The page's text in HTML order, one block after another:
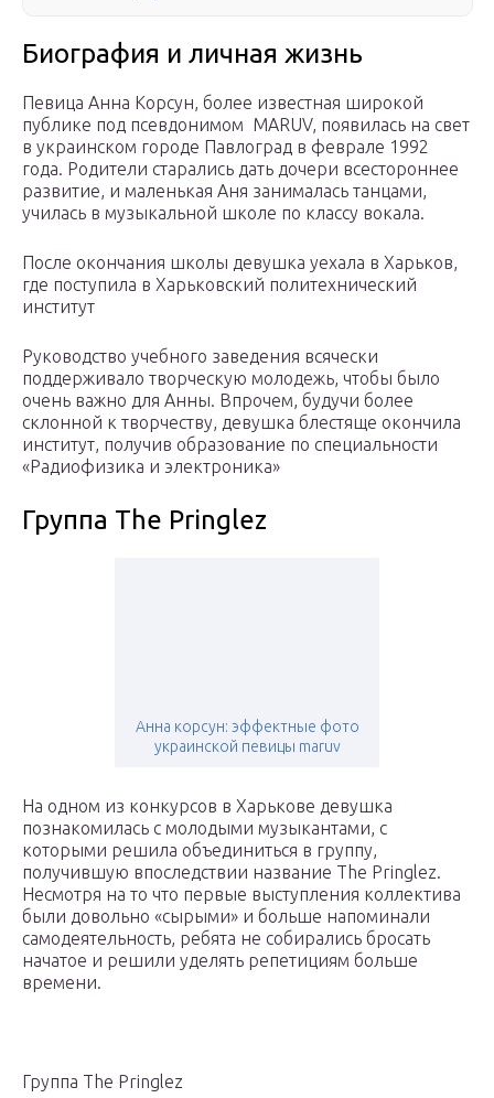
Биография и личная жизнь
Певица Анна Корсун, более известная широкой
публике под псевдонимом MARUV, появилась на свет
в украинском городе Павлоград в феврале 1992
года. Родители старались дать дочери всестороннее
развитие, и маленькая Аня занималась танцами,
училась в музыкальной школе по классу вокала.
После окончания школы девушка уехала в Харьков,
где поступила в Харьковский политехнический
институт
Руководство учебного заведения всячески
поддерживало творческую молодежь, чтобы было
очень важно для Анны. Впрочем, будучи более
склонной к творчеству, девушка блестяще окончила
институт, получив образование по специальности
«Радиофизика и электроника»
Группа The Pringlez
Анна корсун: эффектные фото
украинской певицы maruv
На одном из конкурсов в Харькове девушка
познакомилась с молодыми музыкантами, с
которыми решила объединиться в группу,
получившую впоследствии название The Pringlez.
Несмотря на то что первые выступления коллектива
были довольно «сырыми» и больше напоминали
самодеятельность, ребята не собирались бросать
начатое и решили уделять репетициям больше
времени.
Группа The Pringlez